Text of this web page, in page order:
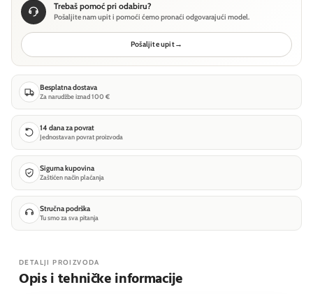
Trebaš pomoć pri odabiru?
Pošaljite nam upit i pomoći ćemo pronaći odgovarajući model.
Pošaljite upit→
Besplatna dostava
Za narudžbe iznad 100 €
14 dana za povrat
Jednostavan povrat proizvoda
Sigurna kupovina
Zaštićen način plaćanja
Stručna podrška
Tu smo za sva pitanja
DETALJI PROIZVODA
Opis i tehničke informacije